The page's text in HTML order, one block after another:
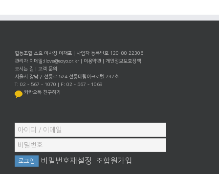
협동조합 소요 이사장 이재포 | 사업자 등록번호 120-88-22306
관리자 이메일:ilove@soyo.or.kr | 이용약관 | 개인정보보호정책
오시는 길 | 고객 문의
서울시 강남구 선릉로 524 선릉대림아크로텔 737호
T: 02 - 567 - 1070 | F: 02 - 567 - 1069
카카오톡 친구하기
비밀번호재설정 조합원가입